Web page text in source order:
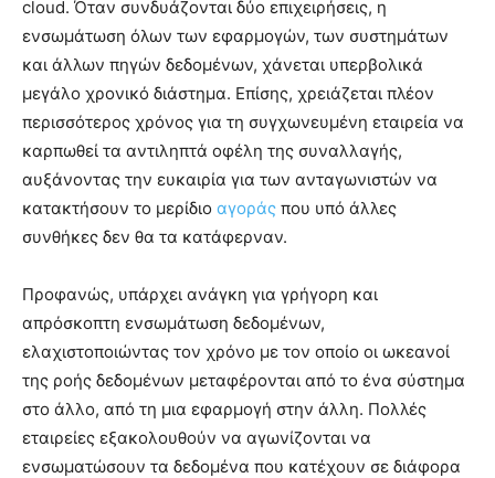
cloud. Όταν συνδυάζονται δύο επιχειρήσεις, η
ενσωμάτωση όλων των εφαρμογών, των συστημάτων
και άλλων πηγών δεδομένων, χάνεται υπερβολικά
μεγάλο χρονικό διάστημα. Επίσης, χρειάζεται πλέον
περισσότερος χρόνος για τη συγχωνευμένη εταιρεία να
καρπωθεί τα αντιληπτά οφέλη της συναλλαγής,
αυξάνοντας την ευκαιρία για των ανταγωνιστών να
κατακτήσουν το μερίδιο αγοράς που υπό άλλες
συνθήκες δεν θα τα κατάφερναν.
Προφανώς, υπάρχει ανάγκη για γρήγορη και
απρόσκοπτη ενσωμάτωση δεδομένων,
ελαχιστοποιώντας τον χρόνο με τον οποίο οι ωκεανοί
της ροής δεδομένων μεταφέρονται από το ένα σύστημα
στο άλλο, από τη μια εφαρμογή στην άλλη. Πολλές
εταιρείες εξακολουθούν να αγωνίζονται να
ενσωματώσουν τα δεδομένα που κατέχουν σε διάφορα